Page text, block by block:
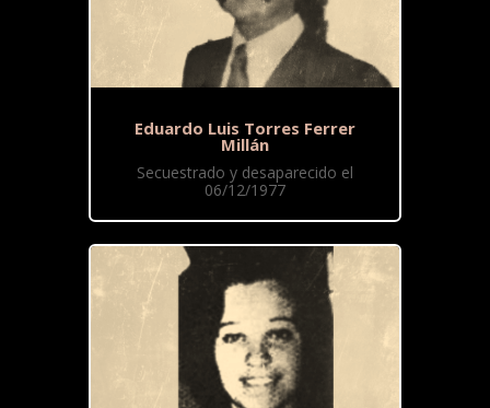
Eduardo Luis Torres Ferrer
Millán
Secuestrado y desaparecido el
06/12/1977